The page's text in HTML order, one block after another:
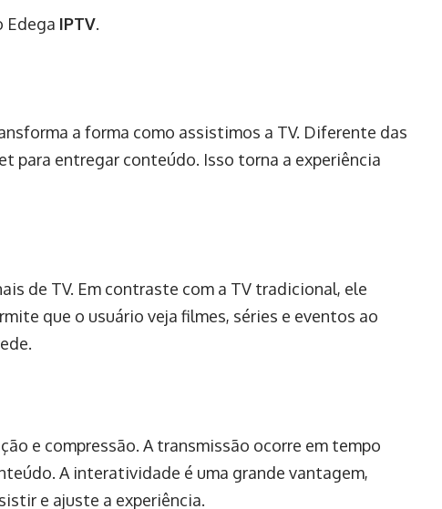
Edega IPTV.
a forma como assistimos a TV. Diferente das
para entregar conteúdo. Isso torna a experiência
de TV. Em contraste com a TV tradicional, ele
que o usuário veja filmes, séries e eventos ao
e compressão. A transmissão ocorre em tempo
A interatividade é uma grande vantagem,
e ajuste a experiência.